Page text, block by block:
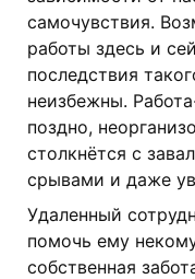
самочувствия.
работы здесь и
последствия
неизбежны.
поздно,
столкнётся с
срывами и даже
Удаленный
помочь ему
собственная